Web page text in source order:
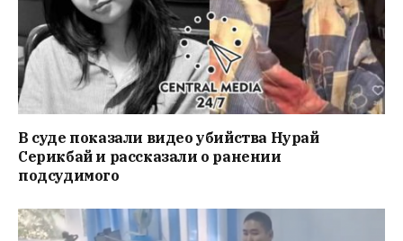
В суде показали видео убийства Нурай
Серикбай и рассказали о ранении
подсудимого